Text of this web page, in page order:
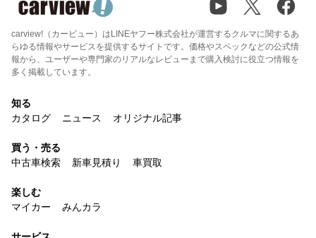
carview!（カービュー）はLINEヤフー株式会社が運営するクルマに関するあ
らゆる情報やサービスを提供するサイトです。価格やスペックなどの公式情
報から、ユーザーや専門家のリアルなレビューまで購入検討に役立つ情報を
多く掲載しています。
知る
カタログ
ニュース オリジナル記事
買う・売る
中古車検索
新車見積り 車買取
楽しむ
マイカー
みんカラ